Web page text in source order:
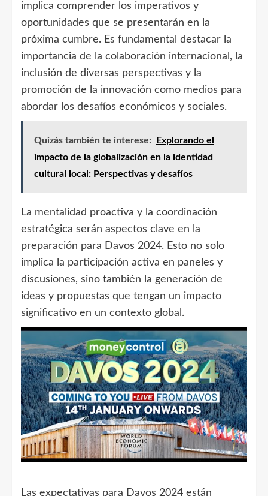
implica comprender los imperativos y
oportunidades que se presentarán en la
próxima cumbre. Es fundamental destacar la
importancia de la colaboración internacional, la
inclusión de diversas perspectivas y la
promoción de la innovación como medios para
abordar los desafíos económicos y sociales.
Quizás también te interese:
Explorando el
impacto de la globalización en la identidad
cultural local: Perspectivas y desafíos
La mentalidad proactiva y la coordinación
estratégica serán aspectos clave en la
preparación para Davos 2024. Esto no solo
implica la participación activa en paneles y
discusiones, sino también la generación de
ideas y propuestas que tengan un impacto
significativo en un contexto global.
Las expectativas para Davos 2024 están